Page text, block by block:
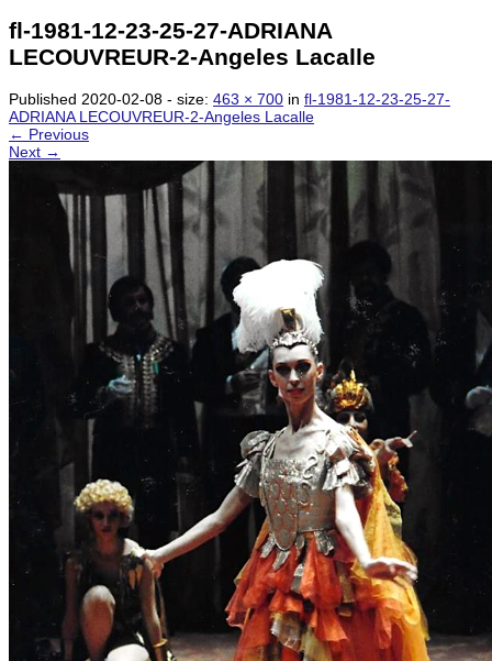
fl-1981-12-23-25-27-ADRIANA
LECOUVREUR-2-Angeles Lacalle
Published 2020-02-08 - size: 463 × 700 in fl-1981-12-23-25-27-
ADRIANA LECOUVREUR-2-Angeles Lacalle
← Previous
Next →